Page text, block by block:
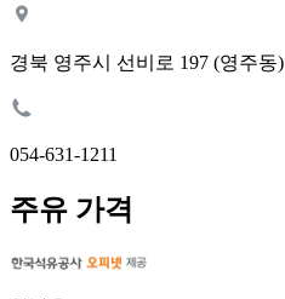
경북 영주시 선비로 197 (영주동)
054-631-1211
주유 가격